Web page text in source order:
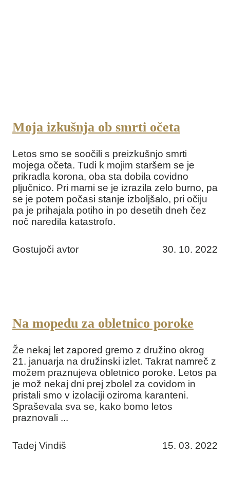
Moja izkušnja ob smrti očeta
Letos smo se soočili s preizkušnjo smrti
mojega očeta. Tudi k mojim staršem se je
prikradla korona, oba sta dobila covidno
pljučnico. Pri mami se je izrazila zelo burno, pa
se je potem počasi stanje izboljšalo, pri očiju
pa je prihajala potiho in po desetih dneh čez
noč naredila katastrofo.
Gostujoči avtor 30. 10. 2022
Na mopedu za obletnico poroke
Že nekaj let zapored gremo z družino okrog
21. januarja na družinski izlet. Takrat namreč z
možem praznujeva obletnico poroke. Letos pa
je mož nekaj dni prej zbolel za covidom in
pristali smo v izolaciji oziroma karanteni.
Spraševala sva se, kako bomo letos
praznovali ...
Tadej Vindiš 15. 03. 2022